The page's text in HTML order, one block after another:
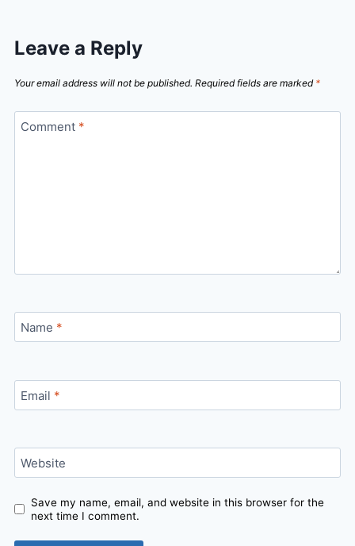
Leave a Reply
Your email address will not be published. Required fields are marked *
Comment *
Name *
Email *
Website
Save my name, email, and website in this browser for the
next time I comment.